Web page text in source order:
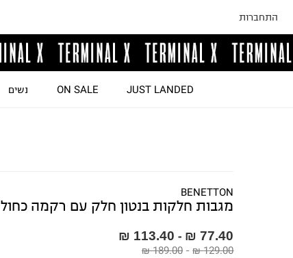
התחברות
JUST LANDED
ON SALE נשים
BENETTON
מגבות חלקות בנטון חלק עם רקמה כחול
77.40 ₪
-
113.40 ₪
129.00 ₪
-
189.00 ₪